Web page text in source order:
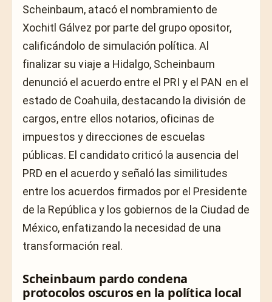
Scheinbaum, atacó el nombramiento de
Xochitl Gálvez por parte del grupo opositor,
calificándolo de simulación política. Al
finalizar su viaje a Hidalgo, Scheinbaum
denunció el acuerdo entre el PRI y el PAN en el
estado de Coahuila, destacando la división de
cargos, entre ellos notarios, oficinas de
impuestos y direcciones de escuelas
públicas. El candidato criticó la ausencia del
PRD en el acuerdo y señaló las similitudes
entre los acuerdos firmados por el Presidente
de la República y los gobiernos de la Ciudad de
México, enfatizando la necesidad de una
transformación real.
Scheinbaum pardo condena
protocolos oscuros en la política local